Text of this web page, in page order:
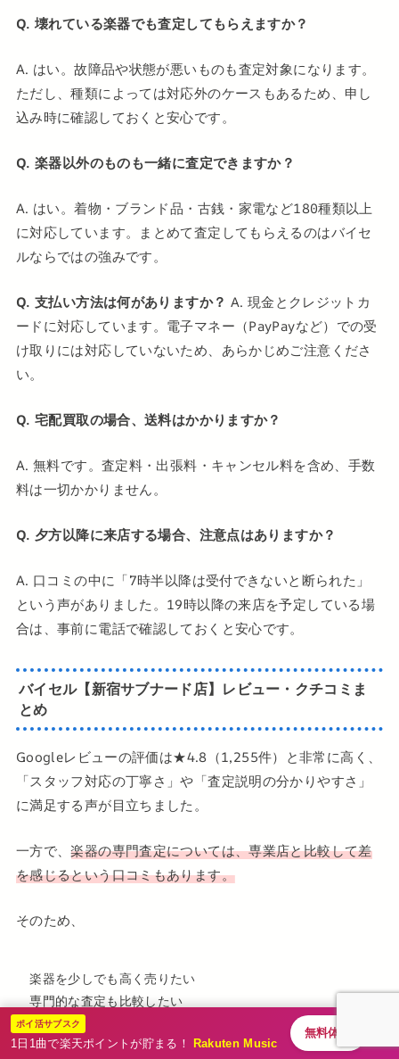
Q. 壊れている楽器でも査定してもらえますか？
A. はい。故障品や状態が悪いものも査定対象になります。
ただし、種類によっては対応外のケースもあるため、申し
込み時に確認しておくと安心です。
Q. 楽器以外のものも一緒に査定できますか？
A. はい。着物・ブランド品・古銭・家電など180種類以上
に対応しています。まとめて査定してもらえるのはバイセ
ルならではの強みです。
Q. 支払い方法は何がありますか？ A. 現金とクレジットカ
ードに対応しています。電子マネー（PayPayなど）での受
け取りには対応していないため、あらかじめご注意くださ
い。
Q. 宅配買取の場合、送料はかかりますか？
A. 無料です。査定料・出張料・キャンセル料を含め、手数
料は一切かかりません。
Q. 夕方以降に来店する場合、注意点はありますか？
A. 口コミの中に「7時半以降は受付できないと断られた」
という声がありました。19時以降の来店を予定している場
合は、事前に電話で確認しておくと安心です。
バイセル【新宿サブナード店】レビュー・クチコミま
とめ
Googleレビューの評価は★4.8（1,255件）と非常に高く、
「スタッフ対応の丁寧さ」や「査定説明の分かりやすさ」
に満足する声が目立ちました。
一方で、楽器の専門査定については、専業店と比較して差
を感じるという口コミもあります。
そのため、
楽器を少しでも高く売りたい
専門的な査定も比較したい
ポイ活サブスク
1日1曲で楽天ポイントが貯まる！ Rakuten Music
無料体験